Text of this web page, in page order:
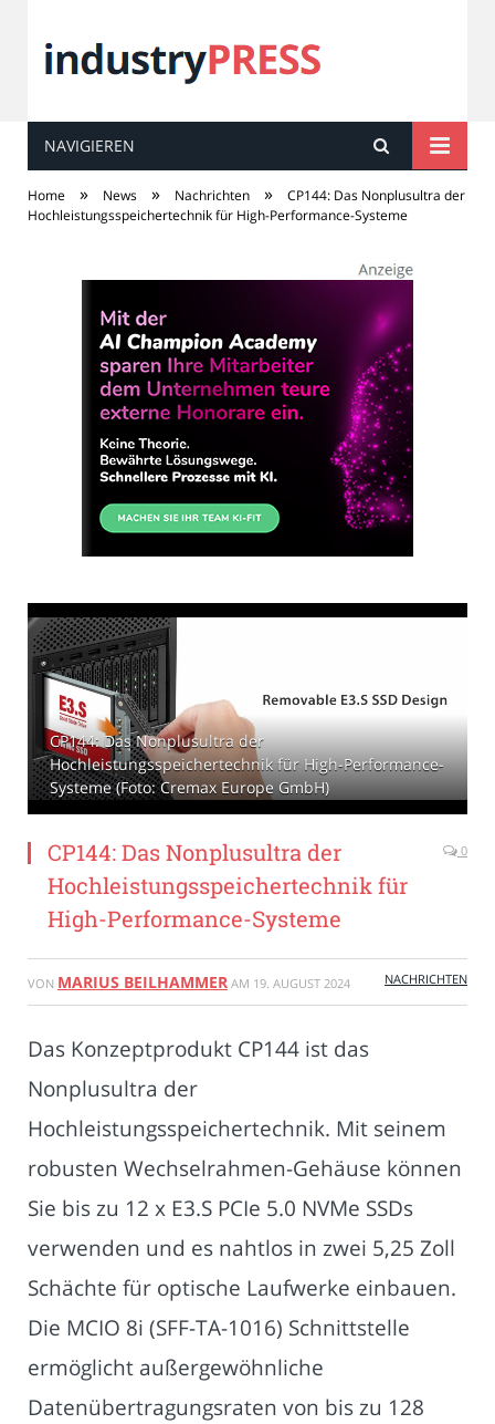
industryPRESS
NAVIGIEREN
Home » News » Nachrichten »
CP144: Das Nonplusultra der
Hochleistungsspeichertechnik für High-Performance-Systeme
CP144: Das Nonplusultra der
Hochleistungsspeichertechnik für High-Performance-
Systeme (Foto: Cremax Europe GmbH)
CP144: Das Nonplusultra der
Hochleistungsspeichertechnik für
High-Performance-Systeme
0
VON MARIUS BEILHAMMER AM 19. AUGUST 2024 NACHRICHTEN
Das Konzeptprodukt CP144 ist das
Nonplusultra der
Hochleistungsspeichertechnik. Mit seinem
robusten Wechselrahmen-Gehäuse können
Sie bis zu 12 x E3.S PCIe 5.0 NVMe SSDs
verwenden und es nahtlos in zwei 5,25 Zoll
Schächte für optische Laufwerke einbauen.
Die MCIO 8i (SFF-TA-1016) Schnittstelle
ermöglicht außergewöhnliche
Datenübertragungsraten von bis zu 128